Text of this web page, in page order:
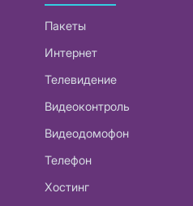
Пакеты
Интернет
Телевидение
Видеоконтроль
Видеодомофон
Телефон
Хостинг